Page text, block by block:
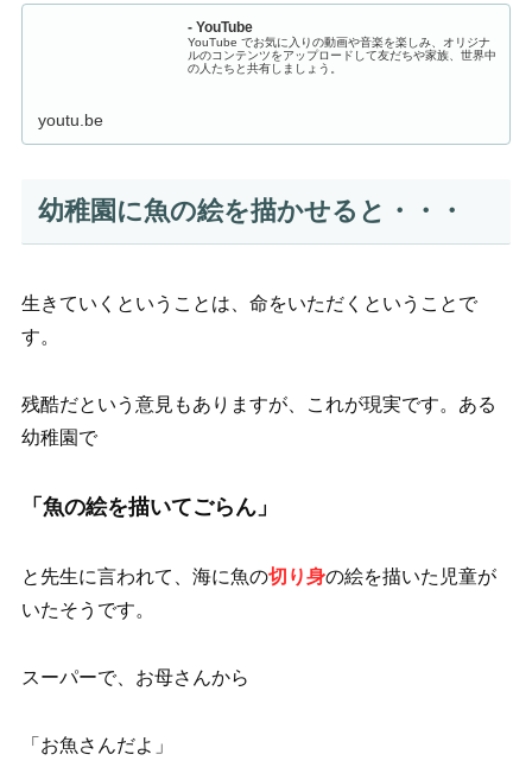
- YouTube
YouTube でお気に入りの動画や音楽を楽しみ、オリジナ
ルのコンテンツをアップロードして友だちや家族、世界中
の人たちと共有しましょう。
youtu.be
幼稚園に魚の絵を描かせると・・・
生きていくということは、命をいただくということで
す。
残酷だという意見もありますが、これが現実です。ある
幼稚園で
「魚の絵を描いてごらん」
と先生に言われて、海に魚の切り身の絵を描いた児童が
いたそうです。
スーパーで、お母さんから
「お魚さんだよ」